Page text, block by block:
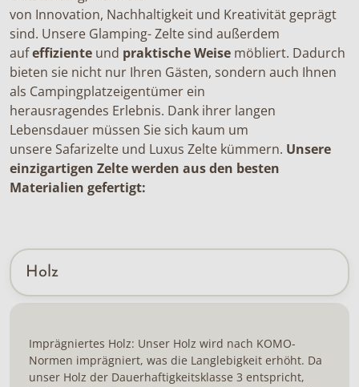
von Innovation, Nachhaltigkeit und Kreativität geprägt
sind. Unsere Glamping- Zelte sind außerdem
aufeffiziente und praktische Weise möbliert. Dadurch
bieten sie nicht nur Ihren Gästen, sondern auch Ihnen
als Campingplatzeigentümer ein
herausragendes Erlebnis. Dank ihrer langen
Lebensdauer müssen Sie sich kaum um
unsere Safarizelte und Luxus Zelte kümmern. Unsere
einzigartigen Zelte werden aus den besten
Materialien gefertigt:
Holz
Imprägniertes Holz: Unser Holz wird nach KOMO-
Normen imprägniert, was die Langlebigkeit erhöht. Da
unser Holz der Dauerhaftigkeitsklasse 3 entspricht,